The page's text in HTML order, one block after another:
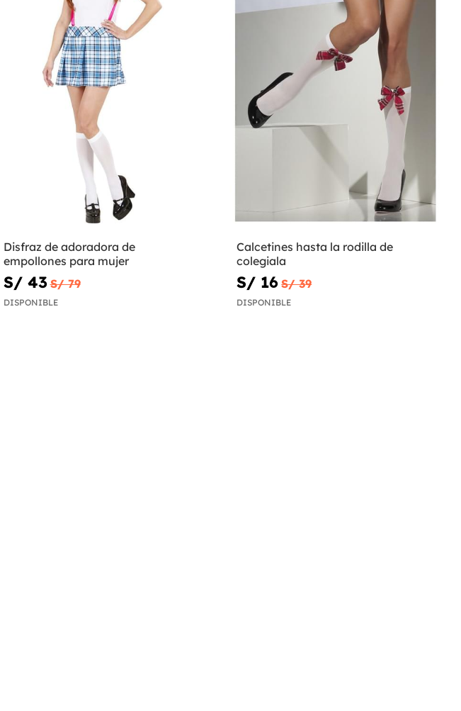
Disfraz de adoradora de
empollones para mujer
S/ 43 S/ 79
DISPONIBLE
Calcetines hasta la rodilla de
colegiala
S/ 16 S/ 39
DISPONIBLE